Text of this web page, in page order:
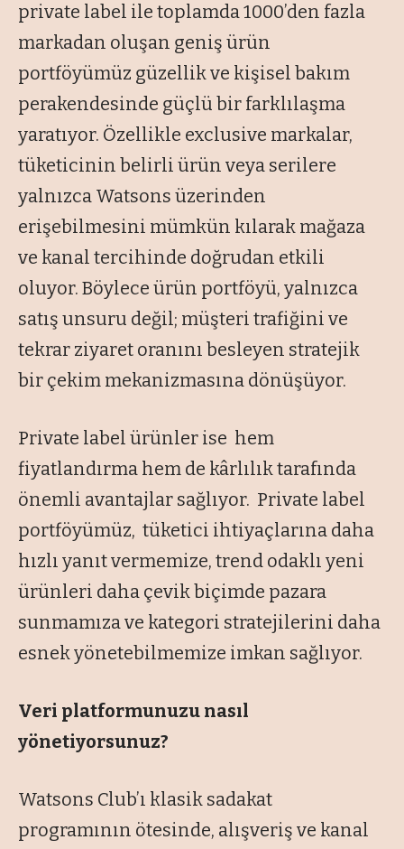
private label ile toplamda 1000’den fazla
markadan oluşan geniş ürün
portföyümüz güzellik ve kişisel bakım
perakendesinde güçlü bir farklılaşma
yaratıyor. Özellikle exclusive markalar,
tüketicinin belirli ürün veya serilere
yalnızca Watsons üzerinden
erişebilmesini mümkün kılarak mağaza
ve kanal tercihinde doğrudan etkili
oluyor. Böylece ürün portföyü, yalnızca
satış unsuru değil; müşteri trafiğini ve
tekrar ziyaret oranını besleyen stratejik
bir çekim mekanizmasına dönüşüyor.
Private label ürünler ise hem
fiyatlandırma hem de kârlılık tarafında
önemli avantajlar sağlıyor. Private label
portföyümüz, tüketici ihtiyaçlarına daha
hızlı yanıt vermemize, trend odaklı yeni
ürünleri daha çevik biçimde pazara
sunmamıza ve kategori stratejilerini daha
esnek yönetebilmemize imkan sağlıyor.
Veri platformunuzu nasıl
yönetiyorsunuz?
Watsons Club’ı klasik sadakat
programının ötesinde, alışveriş ve kanal